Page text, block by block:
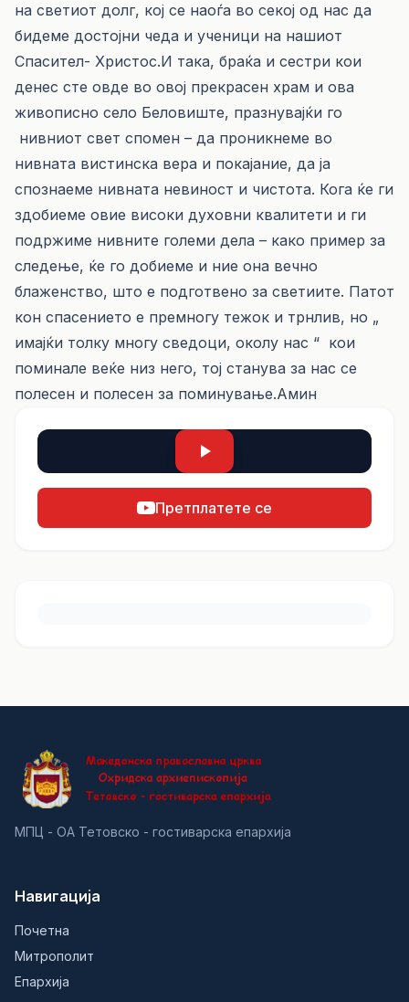
на светиот долг, кој се наоѓа во секој од нас да
бидеме достојни чеда и ученици на нашиот
Спасител- Христос.И така, браќа и сестри кои
денес сте овде во овој прекрасен храм и ова
живописно село Беловиште, празнувајќи го
нивниот свет спомен – да проникнеме во
нивната вистинска вера и покајание, да ја
спознаеме нивната невиност и чистота. Кога ќе ги
здобиеме овие високи духовни квалитети и ги
подржиме нивните големи дела – како пример за
следење, ќе го добиеме и ние она вечно
блаженство, што е подготвено за светиите. Патот
кон спасението е премногу тежок и трнлив, но „
имајќи толку многу сведоци, околу нас “ кои
поминале веќе низ него, тој станува за нас се
полесен и полесен за поминување.Амин
Претплатете се
МПЦ - ОА Тетовско - гостиварска епархија
Навигација
Почетна
Митрополит
Епархија